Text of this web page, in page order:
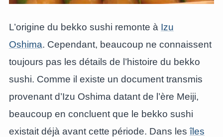
L’origine du bekko sushi remonte à Izu
Oshima. Cependant, beaucoup ne connaissent
toujours pas les détails de l’histoire du bekko
sushi. Comme il existe un document transmis
provenant d’Izu Oshima datant de l’ère Meiji,
beaucoup en concluent que le bekko sushi
existait déjà avant cette période. Dans lesîles